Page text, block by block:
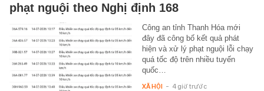
phạt nguội theo Nghị định 168
Công an tỉnh Thanh Hóa mới
đây đã công bố kết quả phát
hiện và xử lý phạt nguội lỗi chạy
quá tốc độ trên nhiều tuyến
quốc…
XÃ HỘI - 4 giờ trước